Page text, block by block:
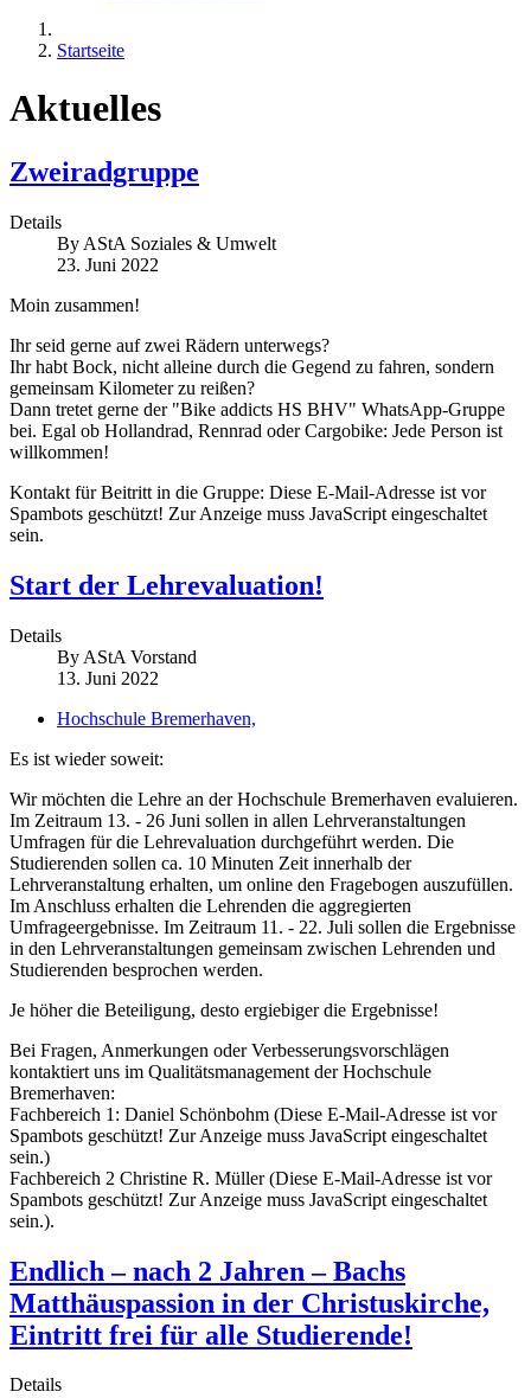
Startseite
Aktuelles
Zweiradgruppe
Details
By AStA Soziales & Umwelt
23. Juni 2022
Moin zusammen!
Ihr seid gerne auf zwei Rädern unterwegs?
Ihr habt Bock, nicht alleine durch die Gegend zu fahren, sondern
gemeinsam Kilometer zu reißen?
Dann tretet gerne der "Bike addicts HS BHV" WhatsApp-Gruppe
bei. Egal ob Hollandrad, Rennrad oder Cargobike: Jede Person ist
willkommen!
Kontakt für Beitritt in die Gruppe: Diese E-Mail-Adresse ist vor
Spambots geschützt! Zur Anzeige muss JavaScript eingeschaltet
sein.
Start der Lehrevaluation!
Details
By AStA Vorstand
13. Juni 2022
Hochschule Bremerhaven,
Es ist wieder soweit:
Wir möchten die Lehre an der Hochschule Bremerhaven evaluieren.
Im Zeitraum 13. - 26 Juni sollen in allen Lehrveranstaltungen
Umfragen für die Lehrevaluation durchgeführt werden. Die
Studierenden sollen ca. 10 Minuten Zeit innerhalb der
Lehrveranstaltung erhalten, um online den Fragebogen auszufüllen.
Im Anschluss erhalten die Lehrenden die aggregierten
Umfrageergebnisse. Im Zeitraum 11. - 22. Juli sollen die Ergebnisse
in den Lehrveranstaltungen gemeinsam zwischen Lehrenden und
Studierenden besprochen werden.
Je höher die Beteiligung, desto ergiebiger die Ergebnisse!
Bei Fragen, Anmerkungen oder Verbesserungsvorschlägen
kontaktiert uns im Qualitätsmanagement der Hochschule
Bremerhaven:
Fachbereich 1: Daniel Schönbohm (Diese E-Mail-Adresse ist vor
Spambots geschützt! Zur Anzeige muss JavaScript eingeschaltet
sein.)
Fachbereich 2 Christine R. Müller (Diese E-Mail-Adresse ist vor
Spambots geschützt! Zur Anzeige muss JavaScript eingeschaltet
sein.).
Endlich – nach 2 Jahren – Bachs
Matthäuspassion in der Christuskirche,
Eintritt frei für alle Studierende!
Details